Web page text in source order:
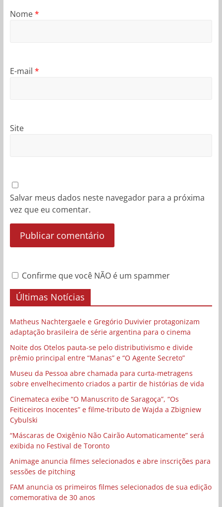
Nome*
E-mail *
Site
Salvar meus dados neste navegador para a próxima
vez que eu comentar.
Confirme que você NÃO é um spammer
Últimas Notícias
Matheus Nachtergaele e Gregório Duvivier protagonizam
adaptação brasileira de série argentina para o cinema
Noite dos Otelos pauta-se pelo distributivismo e divide
prêmio principal entre “Manas” e “O Agente Secreto”
Museu da Pessoa abre chamada para curta-metragens
sobre envelhecimento criados a partir de histórias de vida
Cinemateca exibe “O Manuscrito de Saragoça”, “Os
Feiticeiros Inocentes” e filme-tributo de Wajda a Zbigniew
Cybulski
“Máscaras de Oxigênio Não Cairão Automaticamente” será
exibida no Festival de Toronto
Animage anuncia filmes selecionados e abre inscrições para
sessões de pitching
FAM anuncia os primeiros filmes selecionados de sua edição
comemorativa de 30 anos